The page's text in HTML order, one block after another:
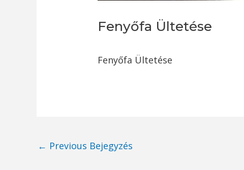
Fenyőfa Ültetése
Fenyőfa Ültetése
Post
← Previous Bejegyzés